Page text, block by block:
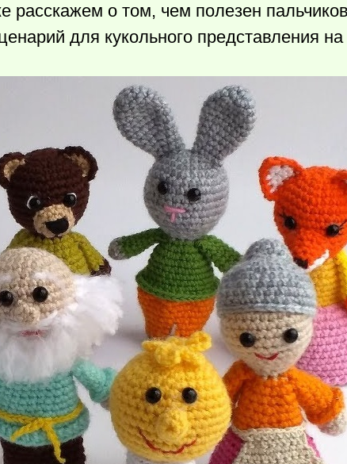
расскажем о том, чем полезен
для кукольного представления